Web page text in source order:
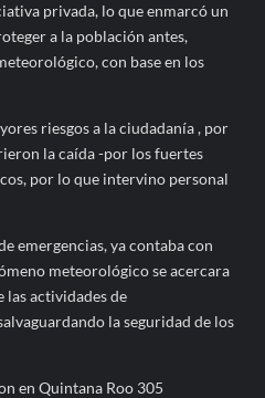
privada, lo que enmarcó un
a la población antes,
con base en los
riesgos a la ciudadanía , por
la caída -por los fuertes
por lo que intervino personal
emergencias, ya contaba con
meteorológico se acercara
las actividades de
la seguridad de los
en Quintana Roo 305